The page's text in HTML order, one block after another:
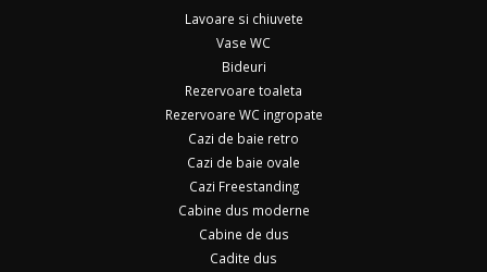
Lavoare si chiuvete
Vase WC
Bideuri
Rezervoare toaleta
Rezervoare WC ingropate
Cazi de baie retro
Cazi de baie ovale
Cazi Freestanding
Cabine dus moderne
Cabine de dus
Cadite dus